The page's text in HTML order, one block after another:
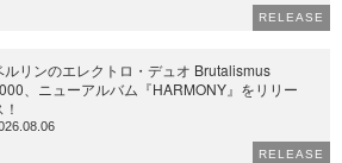
RELEASE
ルリンのエレクトロ・デュオ Brutalismus
、ニューアルバム『HARMONY』をリリー
RELEASE